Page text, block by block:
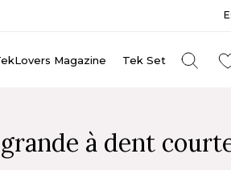
Magazine Tek Set
à dent